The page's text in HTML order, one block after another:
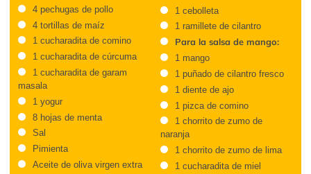
4 pechugas de pollo
4 tortillas de maíz
1 cucharadita de comino
1 cucharadita de cúrcuma
1 cucharadita de garam
masala
1 yogur
8 hojas de menta
Sal
Pimienta
Aceite de oliva virgen extra
1 cebolleta
1 ramillete de cilantro
Para la salsa de mango:
1 mango
1 puñado de cilantro fresco
1 diente de ajo
1 pizca de comino
1 chorrito de zumo de
naranja
1 chorrito de zumo de lima
1 cucharadita de miel